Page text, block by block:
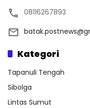
08116267893
Kategori
Tapanuli Tengah
Sibolga
Lintas Sumut